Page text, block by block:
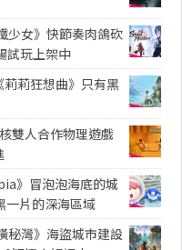
少女》快節奏肉鴿砍
試玩上架中
莉莉狂想曲》只有黑
雙人合作物理遊戲
》冒泡泡海底的城
一片的深海區域
秘灣》海盜城市建設